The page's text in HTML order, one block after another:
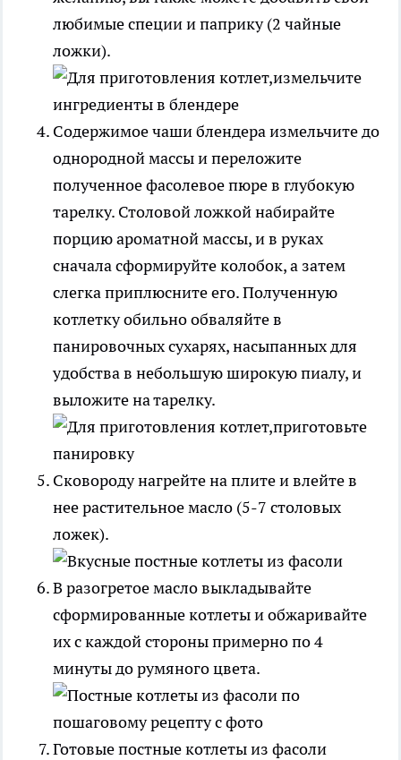
любимые специи и паприку (2 чайные
ложки).
Содержимое чаши блендера измельчите до
однородной массы и переложите
полученное фасолевое пюре в глубокую
тарелку. Столовой ложкой набирайте
порцию ароматной массы, и в руках
сначала сформируйте колобок, а затем
слегка приплюсните его. Полученную
котлетку обильно обваляйте в
панировочных сухарях, насыпанных для
удобства в небольшую широкую пиалу, и
выложите на тарелку.
Сковороду нагрейте на плите и влейте в
нее растительное масло (5-7 столовых
ложек).
В разогретое масло выкладывайте
сформированные котлеты и обжаривайте
их с каждой стороны примерно по 4
минуты до румяного цвета.
Готовые постные котлеты из фасоли